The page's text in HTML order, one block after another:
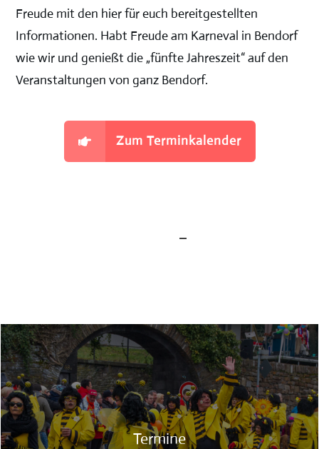
Freude mit den hier für euch bereitgestellten
Informationen. Habt Freude am Karneval in Bendorf
wie wir und genießt die „fünfte Jahreszeit“ auf den
Veranstaltungen von ganz Bendorf.
Zum Terminkalender
Termine